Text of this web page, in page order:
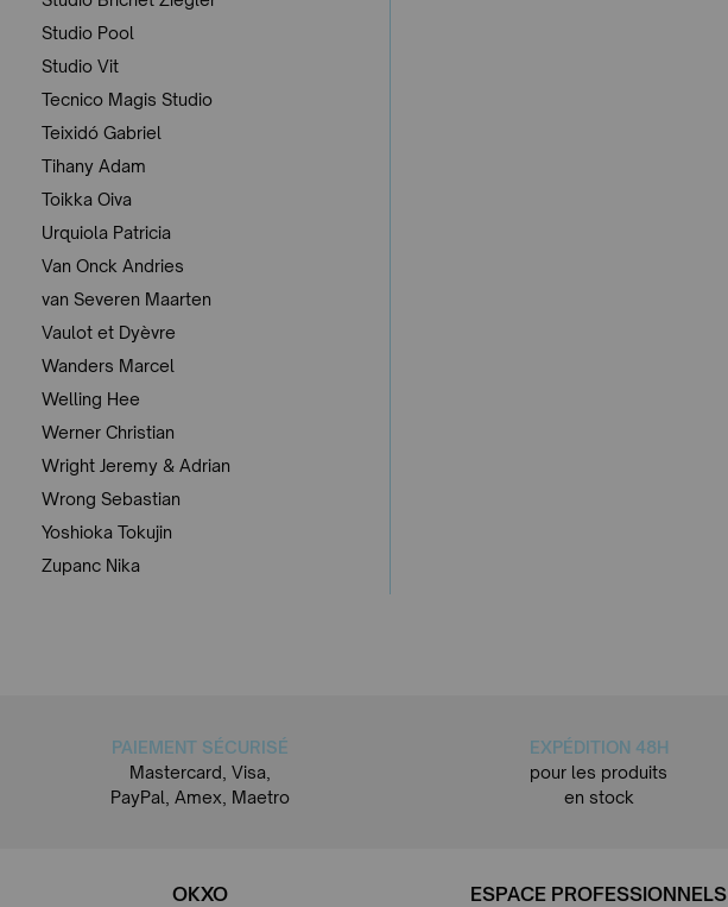
Studio Pool
Studio Vit
Tecnico Magis Studio
Teixidó Gabriel
Tihany Adam
Toikka Oiva
Urquiola Patricia
Van Onck Andries
van Severen Maarten
Vaulot et Dyèvre
Wanders Marcel
Welling Hee
Werner Christian
Wright Jeremy & Adrian
Wrong Sebastian
Yoshioka Tokujin
Zupanc Nika
PAIEMENT SÉCURISÉ
Mastercard, Visa,
PayPal, Amex, Maetro
EXPÉDITION 48H
pour les produits
en stock
OKXO ESPACE PROFESSIONNELS